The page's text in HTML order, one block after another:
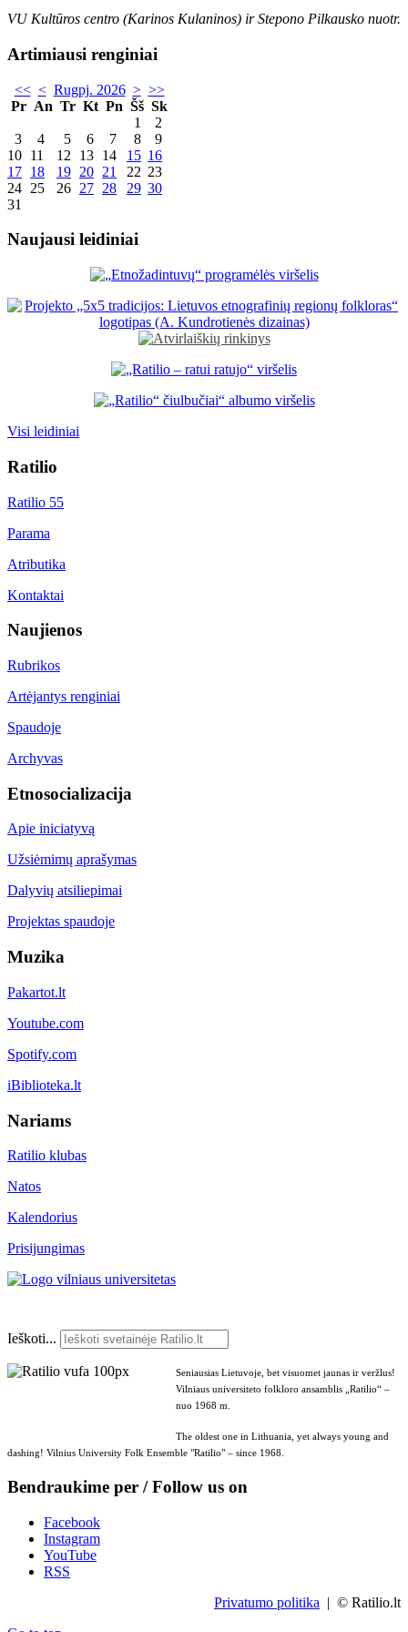
VU Kultūros centro (Karinos Kulaninos) ir Stepono Pilkausko nuotr.
Artimiausi renginiai
<< < Rugpj. 2026 > >>
Pr An Tr Kt Pn Šš Sk
1
2
3
4 5 6 7 8
9
10 11 12 13 14 15 16
17 18 19 20 21 22 23
24 25 26 27 28 29 30
31
Naujausi leidiniai
Visi leidiniai
Ratilio
Ratilio 55
Parama
Atributika
Kontaktai
Naujienos
Rubrikos
Artėjantys renginiai
Spaudoje
Archyvas
Etnosocializacija
Apie iniciatyvą
Užsiėmimų aprašymas
Dalyvių atsiliepimai
Projektas spaudoje
Muzika
Pakartot.lt
Youtube.com
Spotify.com
iBiblioteka.lt
Nariams
Ratilio klubas
Natos
Kalendorius
Prisijungimas
Ieškoti...
Seniausias Lietuvoje, bet visuomet jaunas ir veržlus!
Vilniaus universiteto folkloro ansamblis „Ratilio“ –
nuo 1968 m.
The oldest one in Lithuania, yet always young and
dashing! Vilnius University Folk Ensemble "Ratilio" – since 1968.
Bendraukime per / Follow us on
Facebook
Instagram
YouTube
RSS
Privatumo politika | © Ratilio.lt